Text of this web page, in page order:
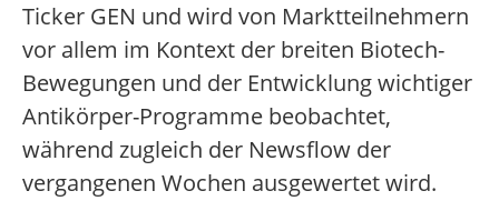
Ticker GEN und wird von Marktteilnehmern
vor allem im Kontext der breiten Biotech-
Bewegungen und der Entwicklung wichtiger
Antikörper-Programme beobachtet,
während zugleich der Newsflow der
vergangenen Wochen ausgewertet wird.